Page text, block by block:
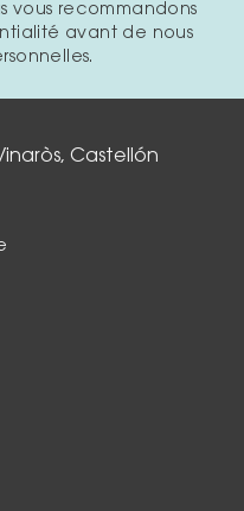
Castellón
vous recommandons
avant de nous